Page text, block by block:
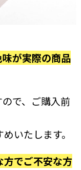
が実際の商品
で、ご購入前
いたします。
方でご不安な方